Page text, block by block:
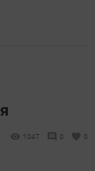
1047 0 0